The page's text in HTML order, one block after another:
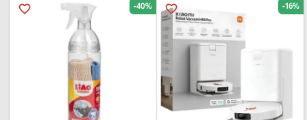
favorite_border -16%
favorite_border -40%